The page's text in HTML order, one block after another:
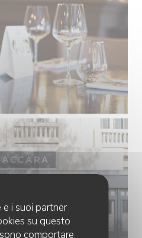
e i suoi partner
su questo
comportare